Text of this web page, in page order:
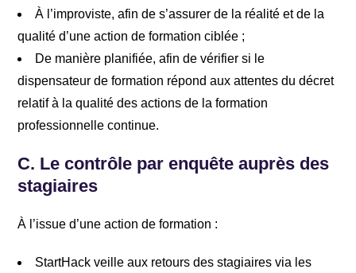
À l’improviste, afin de s’assurer de la réalité et de la
qualité d’une action de formation ciblée ;
De manière planifiée, afin de vérifier si le
dispensateur de formation répond aux attentes du décret
relatif à la qualité des actions de la formation
professionnelle continue.
C. Le contrôle par enquête auprès des
stagiaires
À l’issue d’une action de formation :
StartHack veille aux retours des stagiaires via les